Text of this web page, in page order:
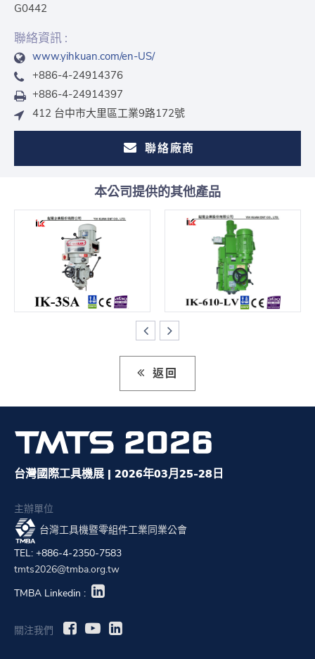
G0442
聯絡資訊 :
www.yihkuan.com/en-US/
+886-4-24914376
+886-4-24914397
412 台中市大里區工業9路172號
聯絡廠商
本公司提供的其他產品
返回
台灣國際工具機展 | 2026年03月25-28日
主辦單位
台灣工具機暨零組件工業同業公會
TEL: +886-4-2350-7583
tmts2026@tmba.org.tw
TMBA Linkedin :
關注我們